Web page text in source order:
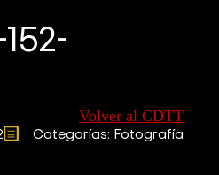
Volver al CDTT
Categorías: Fotografía